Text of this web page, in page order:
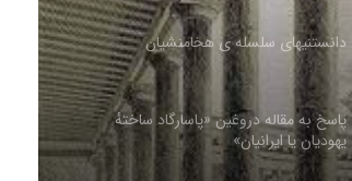
دانستنیهای سلسله ی هخامنشیان
پاسخ به مقاله دروغین «پاسارگاد ساختهٔ
یهودیان یا ایرانیان»